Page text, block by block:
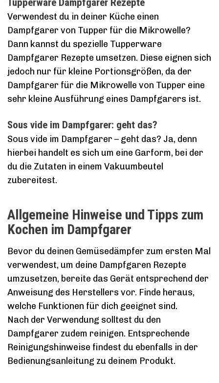
Tupperware Dampfgarer Rezepte
Verwendest du in deiner Küche einen
Dampfgarer von Tupper für die Mikrowelle?
Dann kannst du spezielle Tupperware
Dampfgarer Rezepte umsetzen. Diese eignen sich
jedoch nur für kleine Portionsgrößen, da der
Dampfgarer für die Mikrowelle von Tupper eine
sehr kleine Ausführung eines Dampfgarers ist.
Sous vide im Dampfgarer: geht das?
Sous vide im Dampfgarer – geht das? Ja, denn
hierbei handelt es sich um eine Garform, bei der
du die Zutaten in einem Vakuumbeutel
zubereitest.
Allgemeine Hinweise und Tipps zum
Kochen im Dampfgarer
Bevor du deinen Gemüsedämpfer zum ersten Mal
verwendest, um deine Dampfgaren Rezepte
umzusetzen, bereite das Gerät entsprechend der
Anweisung des Herstellers vor. Finde heraus,
welche Funktionen für dich geeignet sind.
Nach der Verwendung solltest du den
Dampfgarer zudem reinigen. Entsprechende
Reinigungshinweise findest du ebenfalls in der
Bedienungsanleitung zu deinem Produkt.